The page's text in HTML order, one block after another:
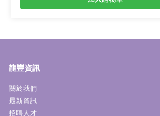
龍豐資訊
關於我們
最新資訊
招聘人才